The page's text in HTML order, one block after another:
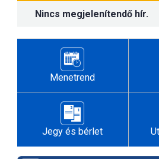
Nincs megjelenítendő hír.
Menetrend
Jegy és bérlet